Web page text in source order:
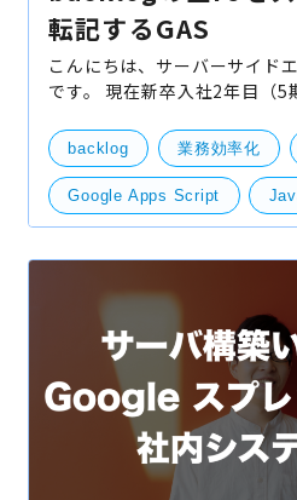
転記するGAS
こんにちは、サーバーサイド
です。 現在新卒入社2年目（5期生）で、
がら、AWSとも戯れつつ日々勉強
はバックログ（bac
backlog 業務効率化
Google Apps Script